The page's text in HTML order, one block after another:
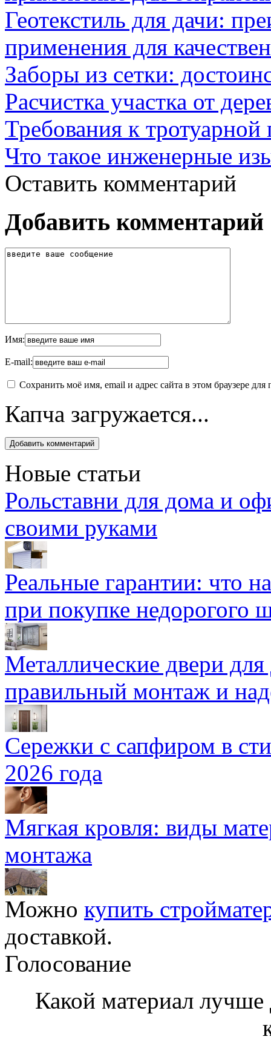
Геотекстиль для дачи:
применения для
Заборы из сетки:
Расчистка участка от
Требования к
Что такое инженерные
Оставить комментарий
Добавить комментарий
Имя:
E-mail:
Сохранить моё имя, email и адрес сайта в этом браузере
Капча загружается...
Новые статьи
Рольставни для дома и
своими руками
Реальные гарантии: что
при покупке недорогого
Металлические двери
правильный монтаж и
Сережки с сапфиром в
2026 года
Мягкая кровля: виды
монтажа
Можно купить
доставкой.
Голосование
Какой материал